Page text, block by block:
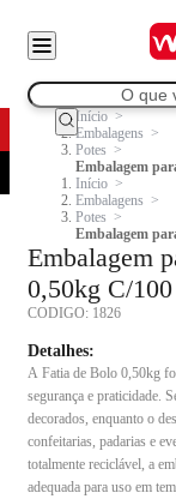
Início
Embalagens
Potes
Embalagem
Início
Embalagens
Potes
Embalagem
Embalagem
0,50kg C/
CODIGO: 1826
Detalhes:
A Fatia de Bolo 0,50kg
segurança e praticidade.
decorados, enquanto o
confeitarias, padarias e
totalmente reciclável, a
adequada para uso em